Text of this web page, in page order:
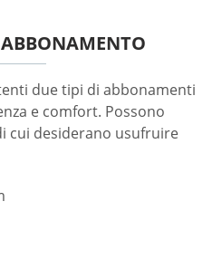
due tipi di abbonamenti
e comfort. Possono
cui desiderano usufruire